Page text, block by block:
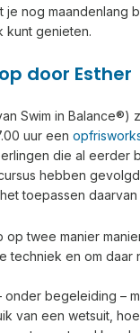
nog maandenlang
kunt genieten.
door Esther
Swim in Balance®)
uur een
die al eerder
hebben
toepassen daarvan
twee manier
techniek en om
onder begeleiding –
van een wetsuit,